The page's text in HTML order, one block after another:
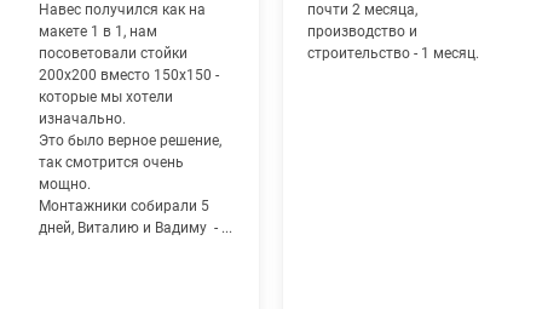
Навес получился как на
макете 1 в 1, нам
посоветовали стойки
200х200 вместо 150х150 -
которые мы хотели
изначально.
Это было верное решение,
так смотрится очень
мощно.
Монтажники собирали 5
дней, Виталию и Вадиму - ...
почти 2 месяца,
производство и
строительство - 1 месяц.